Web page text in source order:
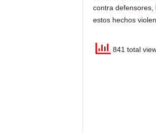
contra defensores,
estos hechos
841 total